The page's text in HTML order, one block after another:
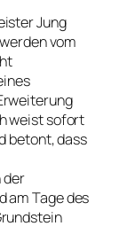
Jung
vom
weist sofort
betont, dass
der
am Tage des